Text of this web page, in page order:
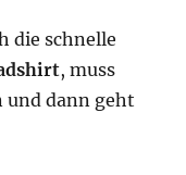
die schnelle
, muss
und dann geht